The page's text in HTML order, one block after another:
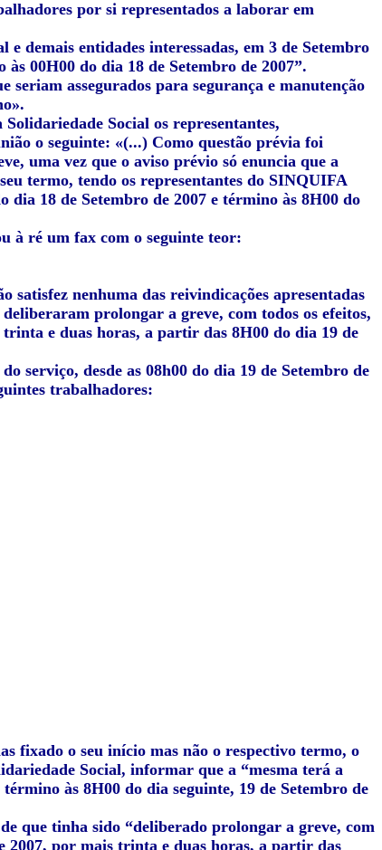
por si representados a laborar em
demais entidades interessadas, em 3 de Setembro
às 00H00 do dia 18 de Setembro de 2007”.
seriam assegurados para segurança e manutenção
Social os representantes,
o seguinte: «(...) Como questão prévia foi
uma vez que o aviso prévio só enuncia que a
termo, tendo os representantes do SINQUIFA
dia 18 de Setembro de 2007 e término às 8H00 do
à ré um fax com o seguinte teor:
satisfez nenhuma das reivindicações apresentadas
prolongar a greve, com todos os efeitos,
e duas horas, a partir das 8H00 do dia 19 de
serviço, desde as 08h00 do dia 19 de Setembro de
trabalhadores:
fixado o seu início mas não o respectivo termo, o
Social, informar que a “mesma terá a
às 8H00 do dia seguinte, 19 de Setembro de
que tinha sido “deliberado prolongar a greve, com
2007, por mais trinta e duas horas, a partir das